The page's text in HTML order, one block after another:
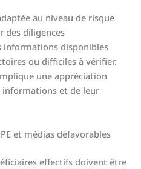
au niveau de risque
des diligences
informations disponibles
ou difficiles à vérifier.
une appréciation
informations et de leur
et médias défavorables
effectifs doivent être